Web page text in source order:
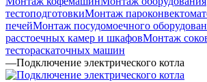
тестоподготовкиМонтаж
печейМонтаж посудомоечного
расстоечных камер и шкафовМонтаж
тестораскаточных машин
—Подключение электрического котла